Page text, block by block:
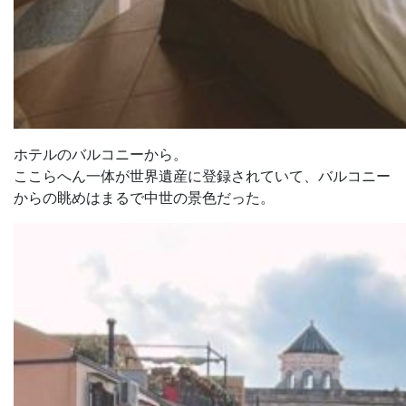
ホテルのバルコニーから。
ここらへん一体が世界遺産に登録されていて、バルコニー
からの眺めはまるで中世の景色だった。